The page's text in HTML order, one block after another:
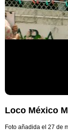
Loco México
Foto añadida el 27 de